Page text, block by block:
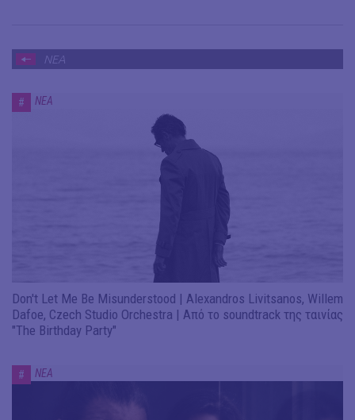
ΝΕΑ
# ΝΕΑ
Don't Let Me Be Misunderstood | Alexandros Livitsanos, Willem
Dafoe, Czech Studio Orchestra | Από το soundtrack της ταινίας
"The Birthday Party"
# ΝΕΑ